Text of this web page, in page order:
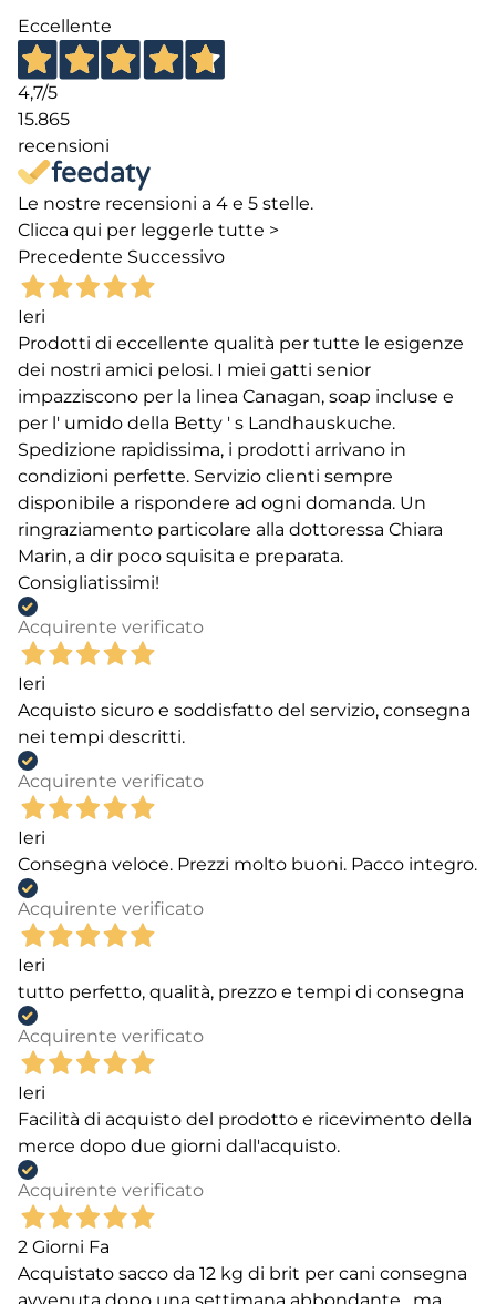
Eccellente
4,7/5
15.865
recensioni
Le nostre recensioni a 4 e 5 stelle.
Clicca qui per leggerle tutte >
Precedente Successivo
Ieri
Prodotti di eccellente qualità per tutte le esigenze
dei nostri amici pelosi. I miei gatti senior
impazziscono per la linea Canagan, soap incluse e
per l' umido della Betty ' s Landhauskuche.
Spedizione rapidissima, i prodotti arrivano in
condizioni perfette. Servizio clienti sempre
disponibile a rispondere ad ogni domanda. Un
ringraziamento particolare alla dottoressa Chiara
Marin, a dir poco squisita e preparata.
Consigliatissimi!
Acquirente verificato
Ieri
Acquisto sicuro e soddisfatto del servizio, consegna
nei tempi descritti.
Acquirente verificato
Ieri
Consegna veloce. Prezzi molto buoni. Pacco integro.
Acquirente verificato
Ieri
tutto perfetto, qualità, prezzo e tempi di consegna
Acquirente verificato
Ieri
Facilità di acquisto del prodotto e ricevimento della
merce dopo due giorni dall'acquisto.
Acquirente verificato
2 Giorni Fa
Acquistato sacco da 12 kg di brit per cani consegna